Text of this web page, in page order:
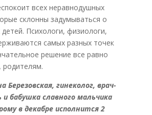
всех неравнодушных
склонны задумываться о
Психологи, физиологи,
самых разных точек
решение все равно
родителям.
Березовская, гинеколог, врач-
и бабушка славного мальчика
в декабре исполнится 2